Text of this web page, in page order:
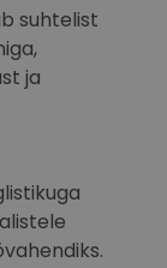
suhtelist
ja